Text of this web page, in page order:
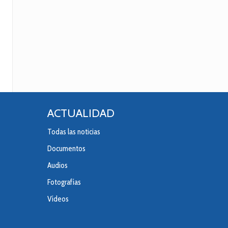
ACTUALIDAD
Todas las noticias
Documentos
Audios
Fotografías
Vídeos